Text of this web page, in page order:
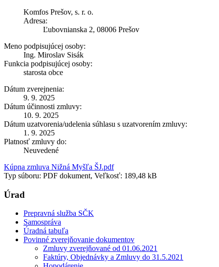
Komfos Prešov, s. r. o.
Adresa:
Ľubovnianska 2, 08006 Prešov
Meno podpisujúcej osoby:
Ing. Miroslav Sisák
Funkcia podpisujúcej osoby:
starosta obce
Dátum zverejnenia:
9. 9. 2025
Dátum účinnosti zmluvy:
10. 9. 2025
Dátum uzatvorenia/udelenia súhlasu s uzatvorením zmluvy:
1. 9. 2025
Platnosť zmluvy do:
Neuvedené
Kúpna zmluva Nižná Myšľa ŠJ.pdf
Typ súboru: PDF dokument, Veľkosť: 189,48 kB
Úrad
Prepravná služba SČK
Samospráva
Úradná tabuľa
Povinné zverejňovanie dokumentov
Zmluvy zverejňované od 01.06.2021
Faktúry, Objednávky a Zmluvy do 31.5.2021